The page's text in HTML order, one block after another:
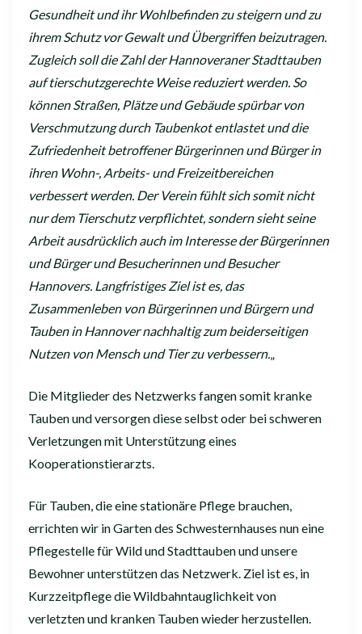
Gesundheit und ihr Wohlbefinden zu steigern und zu
ihrem Schutz vor Gewalt und Übergriffen beizutragen.
Zugleich soll die Zahl der Hannoveraner Stadttauben
auf tierschutzgerechte Weise reduziert werden. So
können Straßen, Plätze und Gebäude spürbar von
Verschmutzung durch Taubenkot entlastet und die
Zufriedenheit betroffener Bürgerinnen und Bürger in
ihren Wohn-, Arbeits- und Freizeitbereichen
verbessert werden. Der Verein fühlt sich somit nicht
nur dem Tierschutz verpflichtet, sondern sieht seine
Arbeit ausdrücklich auch im Interesse der Bürgerinnen
und Bürger und Besucherinnen und Besucher
Hannovers. Langfristiges Ziel ist es, das
Zusammenleben von Bürgerinnen und Bürgern und
Tauben in Hannover nachhaltig zum beiderseitigen
Nutzen von Mensch und Tier zu verbessern.„
Die Mitglieder des Netzwerks fangen somit kranke
Tauben und versorgen diese selbst oder bei schweren
Verletzungen mit Unterstützung eines
Kooperationstierarzts.
Für Tauben, die eine stationäre Pflege brauchen,
errichten wir in Garten des Schwesternhauses nun eine
Pflegestelle für Wild und Stadttauben und unsere
Bewohner unterstützen das Netzwerk. Ziel ist es, in
Kurzzeitpflege die Wildbahntauglichkeit von
verletzten und kranken Tauben wieder herzustellen.